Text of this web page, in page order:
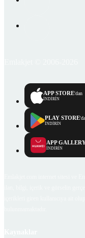
APP STORE'dan
İNDİRİN
PLAY STORE
İNDİRİN
APP
İNDİRİN